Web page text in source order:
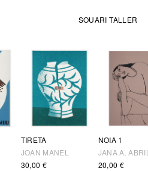
SOUARI TALLER
TIRETA
JOAN MANEL
30,00 €
NOIA 1
JANA A. ABRIL
20,00 €